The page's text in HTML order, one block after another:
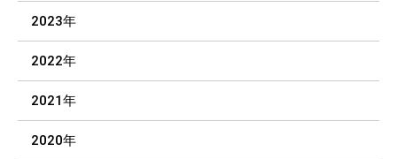
2023年
2022年
2021年
2020年